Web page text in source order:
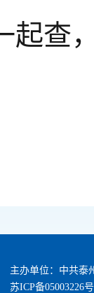
起查
主办单位：中共泰
苏ICP备05003226号